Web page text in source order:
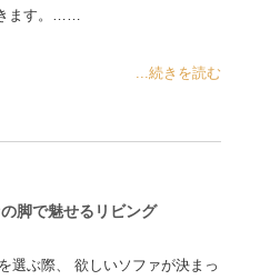
ます。……
...続きを読む
脚で魅せるリビング
選ぶ際、 欲しいソファが決まっ